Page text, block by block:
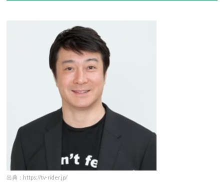
出典：https://tv-rider.jp/